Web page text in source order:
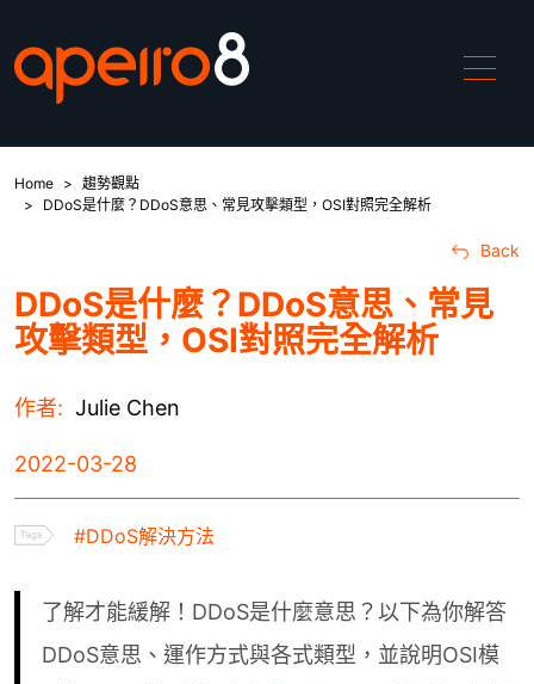
產品介紹
解決方案
全球加速
Home
趨勢觀點
DDoS是什麼？DDoS意思、常見攻擊類型，OSI對照完全解析
DDoS是什麼？DDoS意思、常見
攻擊類型，OSI對照完全解析
Back
作者: Julie Chen
2022-03-28
#DDoS解決方法
了解才能緩解！DDoS是什麼意思？以下為你解答
DDoS意思、運作方式與各式類型，並說明OSI模